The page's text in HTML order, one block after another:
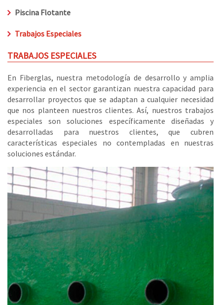
Piscina Flotante
Trabajos Especiales
TRABAJOS ESPECIALES
En Fiberglas, nuestra metodología de desarrollo y amplia
experiencia en el sector garantizan nuestra capacidad para
desarrollar proyectos que se adaptan a cualquier necesidad
que nos planteen nuestros clientes. Así, nuestros trabajos
especiales son soluciones específicamente diseñadas y
desarrolladas para nuestros clientes, que cubren
características especiales no contempladas en nuestras
soluciones estándar.